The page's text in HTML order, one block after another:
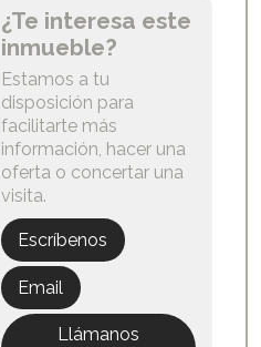
¿Te interesa este
inmueble?
Estamos a tu
disposición para
facilitarte más
información, hacer una
oferta o concertar una
visita.
Escríbenos
Email
Llámanos